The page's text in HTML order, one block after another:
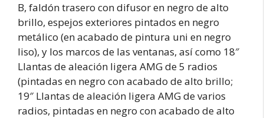
B, faldón trasero con difusor en negro de alto
brillo, espejos exteriores pintados en negro
metálico (en acabado de pintura uni en negro
liso), y los marcos de las ventanas, así como 18″
Llantas de aleación ligera AMG de 5 radios
(pintadas en negro con acabado de alto brillo;
19″ Llantas de aleación ligera AMG de varios
radios, pintadas en negro con acabado de alto